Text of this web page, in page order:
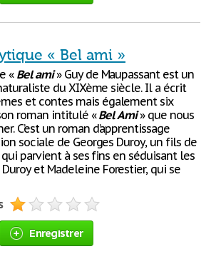
« Bel ami »
« Bel ami» Guy de Maupassant est un
du XIXème siècle. Il a écrit
et contes mais également six
roman intitulé «BelAmi» que nous
C’est un roman d’apprentissage
sociale de Georges Duroy, un fils de
qui parvient à ses fins en séduisant les
et Madeleine Forestier, qui se
Enregistrer